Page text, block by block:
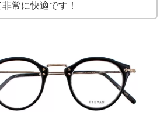
常に快適です！